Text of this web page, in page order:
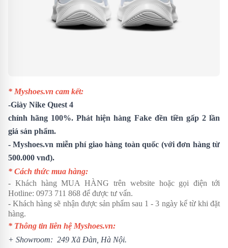
* Myshoes.vn cam kết:
-Giày Nike Quest 4
chính hãng 100%. Phát hiện hàng Fake đền tiền gấp 2 lần
giá sản phẩm.
- Myshoes.vn miễn phí giao hàng toàn quốc (với đơn hàng từ
500.000 vnđ).
* Cách thức mua hàng:
- Khách hàng MUA HÀNG trên website hoặc gọi điện tới
Hotline: 0973 711 868 để được tư vấn.
- Khách hàng sẽ nhận được sản phẩm sau 1 - 3 ngày kể từ khi đặt
hàng.
* Thông tin liên hệ Myshoes.vn:
+ Showroom: 249 Xã Đàn, Hà Nội.